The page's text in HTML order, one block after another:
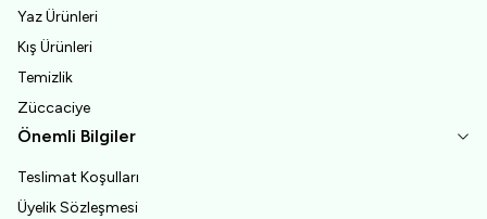
Yaz Ürünleri
Kış Ürünleri
Temizlik
Züccaciye
Önemli Bilgiler
Teslimat Koşulları
Üyelik Sözleşmesi